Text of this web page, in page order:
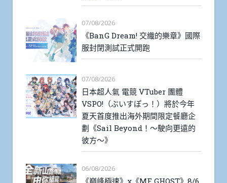
07/08/2026
《BanG Dream! 交織的樂章》國際
服封閉測試正式開跑
07/08/2026
日本超人氣 電競 VTuber 團體
VSPO!（ぶいすぽっ！）將於今年
夏天首度推出海外期間限定餐廳企
劃《Sail Beyond！～駛向更遠的
彼方～》
06/08/2026
《巔峰極速》x《MF GHOST》8/6